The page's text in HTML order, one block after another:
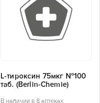
L-тироксин 75мкг №100
таб. (Berlin-Chemie)
В наличии в 8 аптеках